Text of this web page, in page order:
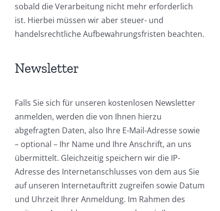
sobald die Verarbeitung nicht mehr erforderlich
ist. Hierbei müssen wir aber steuer- und
handelsrechtliche Aufbewahrungsfristen beachten.
Newsletter
Falls Sie sich für unseren kostenlosen Newsletter
anmelden, werden die von Ihnen hierzu
abgefragten Daten, also Ihre E-Mail-Adresse sowie
– optional – Ihr Name und Ihre Anschrift, an uns
übermittelt. Gleichzeitig speichern wir die IP-
Adresse des Internetanschlusses von dem aus Sie
auf unseren Internetauftritt zugreifen sowie Datum
und Uhrzeit Ihrer Anmeldung. Im Rahmen des